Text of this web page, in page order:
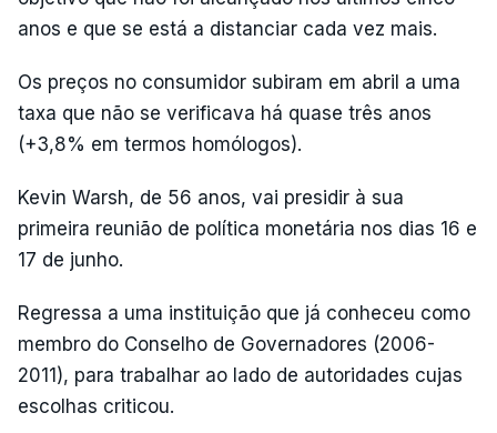
anos e que se está a distanciar cada vez mais.
Os preços no consumidor subiram em abril a uma
taxa que não se verificava há quase três anos
(+3,8% em termos homólogos).
Kevin Warsh, de 56 anos, vai presidir à sua
primeira reunião de política monetária nos dias 16 e
17 de junho.
Regressa a uma instituição que já conheceu como
membro do Conselho de Governadores (2006-
2011), para trabalhar ao lado de autoridades cujas
escolhas criticou.